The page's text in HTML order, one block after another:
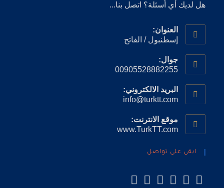
هل لديك أي أسئلة؟ اتصل بنا...
العنوان:
إسطنبول / الفاتح
جوال:
00905528882255
البريد الالكتروني:
info@turktt.com
موقع الانترنت:
www.TurkTT.com
ابقى على تواصل